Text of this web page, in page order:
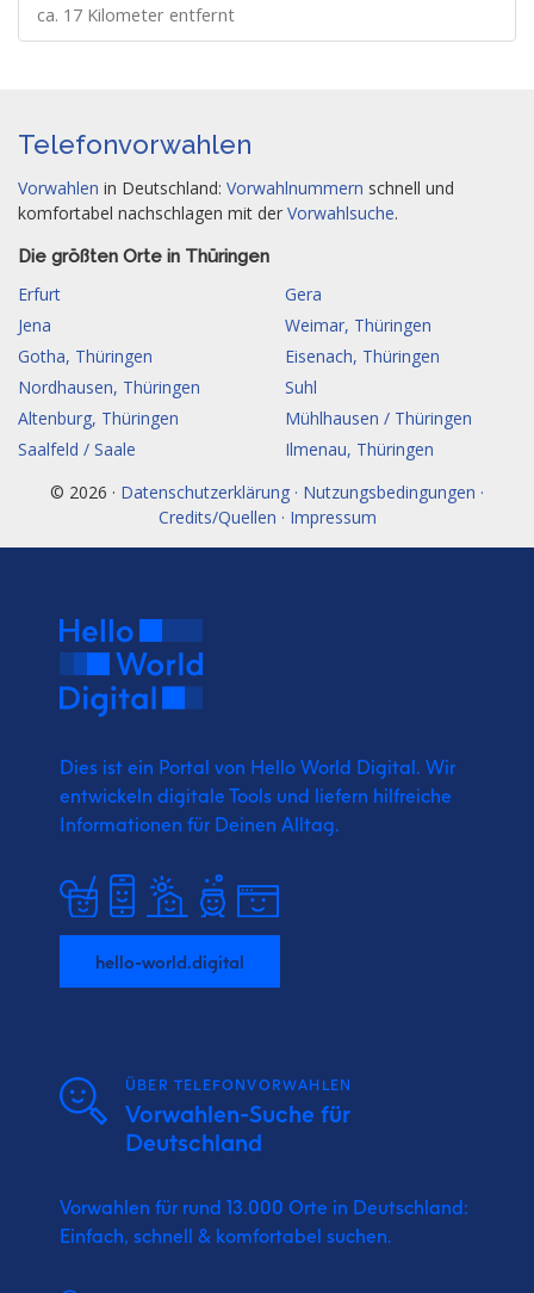
ca. 17 Kilometer entfernt
Telefonvorwahlen
Vorwahlen in Deutschland: Vorwahlnummern schnell und
komfortabel nachschlagen mit der Vorwahlsuche.
Die größten Orte in Thüringen
Erfurt
Gera
Jena
Weimar, Thüringen
Gotha, Thüringen
Eisenach, Thüringen
Nordhausen, Thüringen
Suhl
Altenburg, Thüringen
Mühlhausen / Thüringen
Saalfeld / Saale
Ilmenau, Thüringen
© 2026 · Datenschutzerklärung · Nutzungsbedingungen ·
Credits/Quellen · Impressum
Dies ist ein Portal von Hello World Digital. Wir
entwickeln digitale Tools und liefern hilfreiche
Informationen für Deinen Alltag.
hello-world.digital
ÜBER TELEFONVORWAHLEN
Vorwahlen-Suche für
Deutschland
Vorwahlen für rund 13.000 Orte in Deutschland:
Einfach, schnell & komfortabel suchen.